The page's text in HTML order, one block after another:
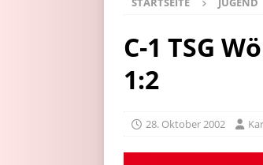
C-1 TSG
1:2
28. Oktober 2002